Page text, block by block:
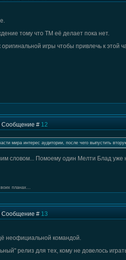
тому что ТМ её делает пока нет.
игры чтобы привлечь к этой
Сообщение # 12
мира интерес аудитории, после чего выпустить
словом... Помоему один Мелти Блад уже
планах...
Сообщение # 13
неофициальной командой.
релиз для тех, кому не довелось